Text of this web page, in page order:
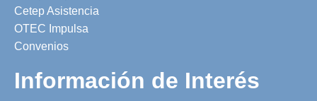
Cetep Asistencia
OTEC Impulsa
Convenios
Información de Interés